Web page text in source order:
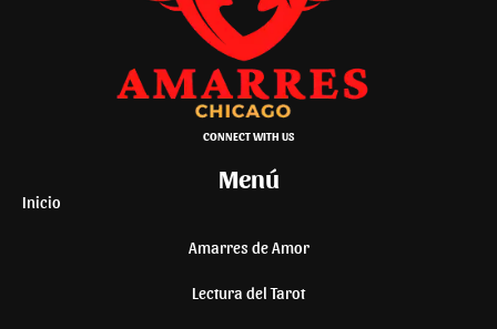
CONNECT WITH US
Menú
Inicio
Amarres de Amor
Lectura del Tarot